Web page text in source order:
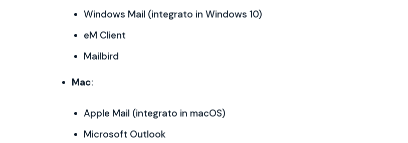
Windows Mail (integrato in Windows 10)
eM Client
Mailbird
Mac:
Apple Mail (integrato in macOS)
Microsoft Outlook